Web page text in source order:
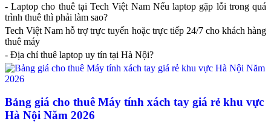
- Laptop cho thuê tại Tech Việt Nam Nếu laptop gặp lỗi trong quá
trình thuê thì phải làm sao?
Tech Việt Nam hỗ trợ trực tuyến hoặc trực tiếp 24/7 cho khách hàng
thuê máy
- Địa chỉ thuê laptop uy tín tại Hà Nội?
Bảng giá cho thuê Máy tính xách tay giá rẻ khu vực
Hà Nội Năm 2026